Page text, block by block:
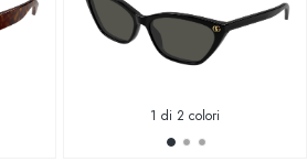
1 di 2 colori